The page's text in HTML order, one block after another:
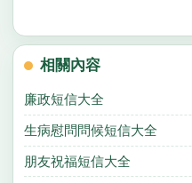
相關內容
廉政短信大全
生病慰問問候短信大全
朋友祝福短信大全